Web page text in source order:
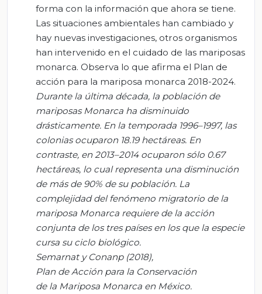
forma con la información que ahora se tiene.
Las situaciones ambientales han cambiado y
hay nuevas investigaciones, otros organismos
han intervenido en el cuidado de las mariposas
monarca. Observa lo que afirma el Plan de
acción para la mariposa monarca 2018-2024.
Durante la última década, la población de
mariposas Monarca ha disminuido
drásticamente. En la temporada 1996–1997, las
colonias ocuparon 18.19 hectáreas. En
contraste, en 2013–2014 ocuparon sólo 0.67
hectáreas, lo cual representa una disminución
de más de 90% de su población. La
complejidad del fenómeno migratorio de la
mariposa Monarca requiere de la acción
conjunta de los tres países en los que la especie
cursa su ciclo biológico.
Semarnaty Conanp(2018),
Plan de Acción para la Conservación
de la Mariposa Monarca en México.